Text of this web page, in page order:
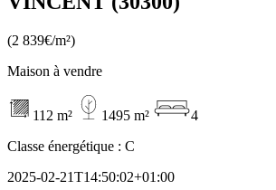
(2 839€/m²)
Maison à vendre
112 m² 1495 m²
4
Classe énergétique : C
2025-02-21T14:50:02+01:00